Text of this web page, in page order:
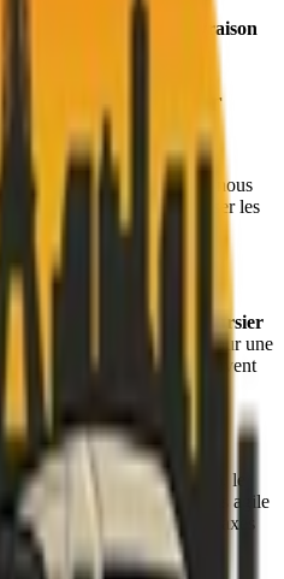
un véritable
service de livraison
véhicule pour
?
opérant en Île-de-France, nous
flux distincts pour optimiser les
absolue
(moins de 10kg), le
coursier
la seule option viable pour une
des délais courts (souvent
et la sécurité
matériel événementiel), le
Bien que moins agile
expérimenté connaît les axes
(aires de livraison) pour
sans retard excessif.